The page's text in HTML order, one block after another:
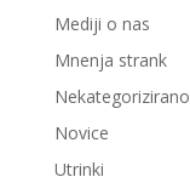
Mediji o nas
Mnenja strank
Nekategorizirano
Novice
Utrinki